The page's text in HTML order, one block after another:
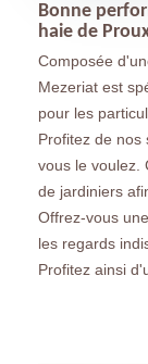
Bonne
haie de
Composée
Mezeriat est
pour les
Profitez de nos
vous le voulez.
de jardiniers
Offrez-vous
les regards
Profitez ainsi